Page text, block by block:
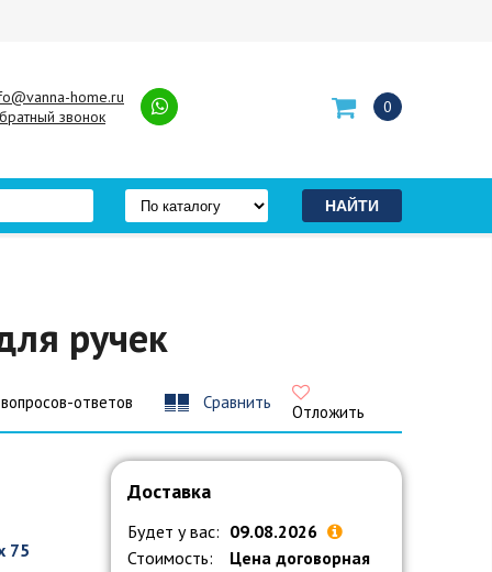
home.ru
звонок
0
ручек
ответов Сравнить Отложить
75
Доставка
Будет у вас: 09.08.2026
Стоимость:
Цена договорная